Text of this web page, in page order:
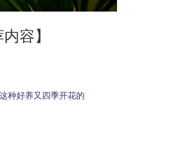
容】
种好养又四季开花的